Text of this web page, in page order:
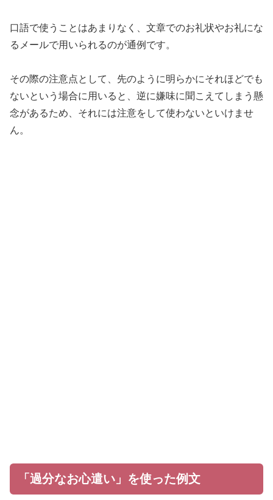
口語で使うことはあまりなく、文章でのお礼状やお礼にな
るメールで用いられるのが通例です。
その際の注意点として、先のように明らかにそれほどでも
ないという場合に用いると、逆に嫌味に聞こえてしまう懸
念があるため、それには注意をして使わないといけませ
ん。
「過分なお心遣い」を使った例文